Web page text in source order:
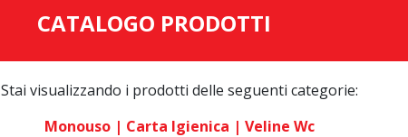
CATALOGO PRODOTTI
Stai visualizzando i prodotti delle seguenti categorie:
Monouso | Carta Igienica | Veline Wc